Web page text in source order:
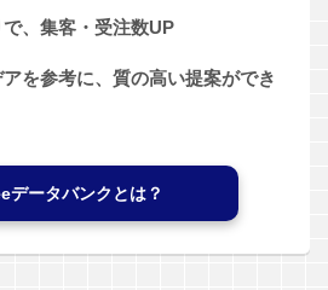
で、集客・受注数UP
を参考に、質の高い提案ができ
データバンクとは？